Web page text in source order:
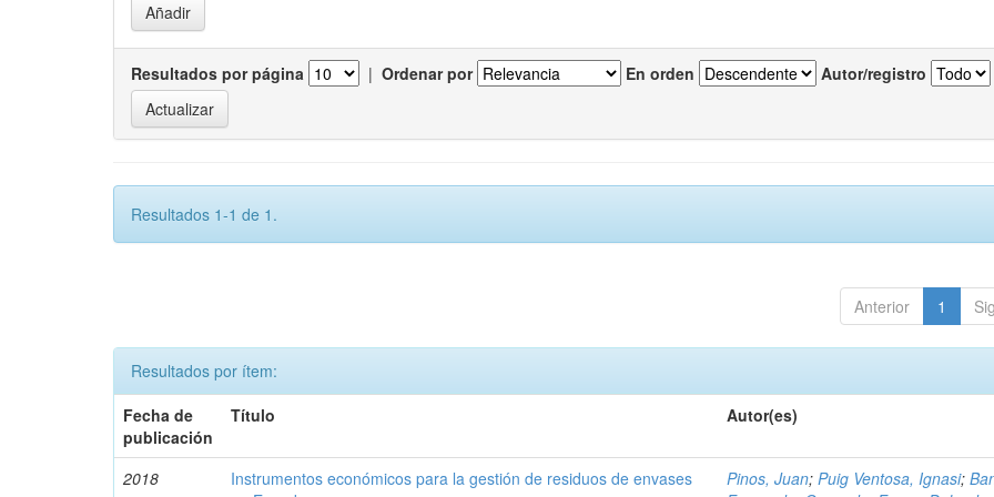
Resultados por página | Ordenar por En orden Autor/registro
Resultados 1-1 de 1.
Anterior 1
Resultados por ítem:
Fecha de
publicación
Título Autor(es)
2018
Instrumentos económicos para la gestión de residuos de envases
Pinos, Juan;Puig Ventosa, Ignasi;